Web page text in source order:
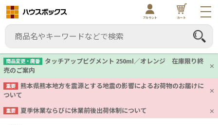
商品変更・廃番
タッチアップピグメント 250ml／オレンジ 在庫限り終
売のご案内
重要
熊本県熊本地方を震源とする地震の影響によるお荷物のお届けに
ついて
重要 夏季休業ならびに休業前後出荷体制について
アカウント カート